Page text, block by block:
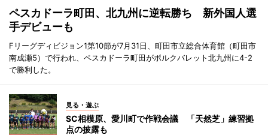
ペスカドーラ町田、北九州に逆転勝ち 新外国人選
手デビューも
Fリーグディビジョン1第10節が7月31日、町田市立総合体育館（町田市
南成瀬5）で行われ、ペスカドーラ町田がボルクバレット北九州に4-2
で勝利した。
見る・遊ぶ
SC相模原、愛川町で作戦会議 「天然芝」練習拠
点の披露も